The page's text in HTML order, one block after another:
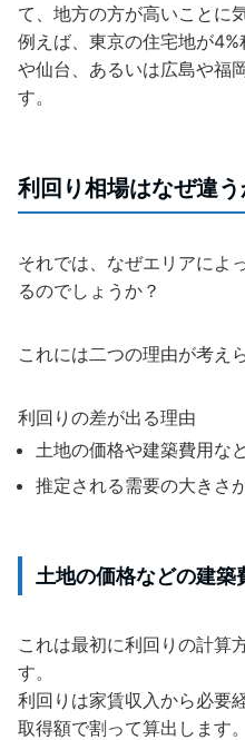
て、地方の方が高いことに
例えば、東京の住宅地が
や仙台、あるいは広島や福
す。
利回り相場はなぜ違う
それでは、なぜエリアによ
るのでしょうか？
これには二つの理由が考え
利回りの差が出る理由
土地の価格や建築費用な
推定される需要の大きさ
土地の価格などの建築
これは最初に利回りの計算
す。
利回りは家賃収入から必要
取得額で割って算出します。